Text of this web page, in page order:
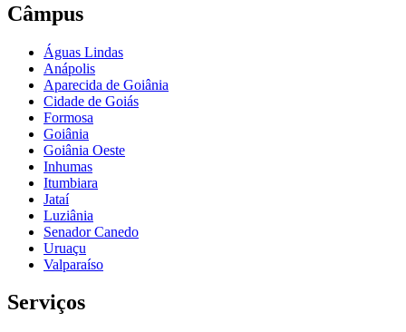
Câmpus
Águas Lindas
Anápolis
Aparecida de Goiânia
Cidade de Goiás
Formosa
Goiânia
Goiânia Oeste
Inhumas
Itumbiara
Jataí
Luziânia
Senador Canedo
Uruaçu
Valparaíso
Serviços